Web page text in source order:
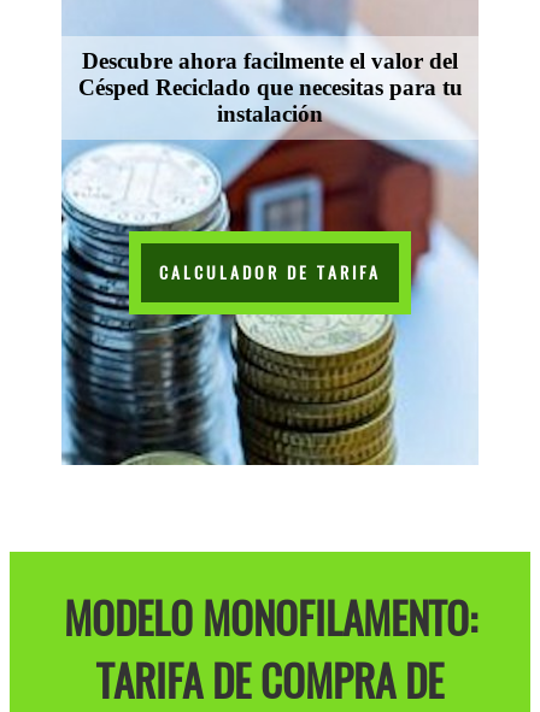
Descubre ahora facilmente el valor del
Césped Reciclado que necesitas para tu
instalación
CALCULADOR DE TARIFA
MODELO MONOFILAMENTO:
TARIFA DE COMPRA DE